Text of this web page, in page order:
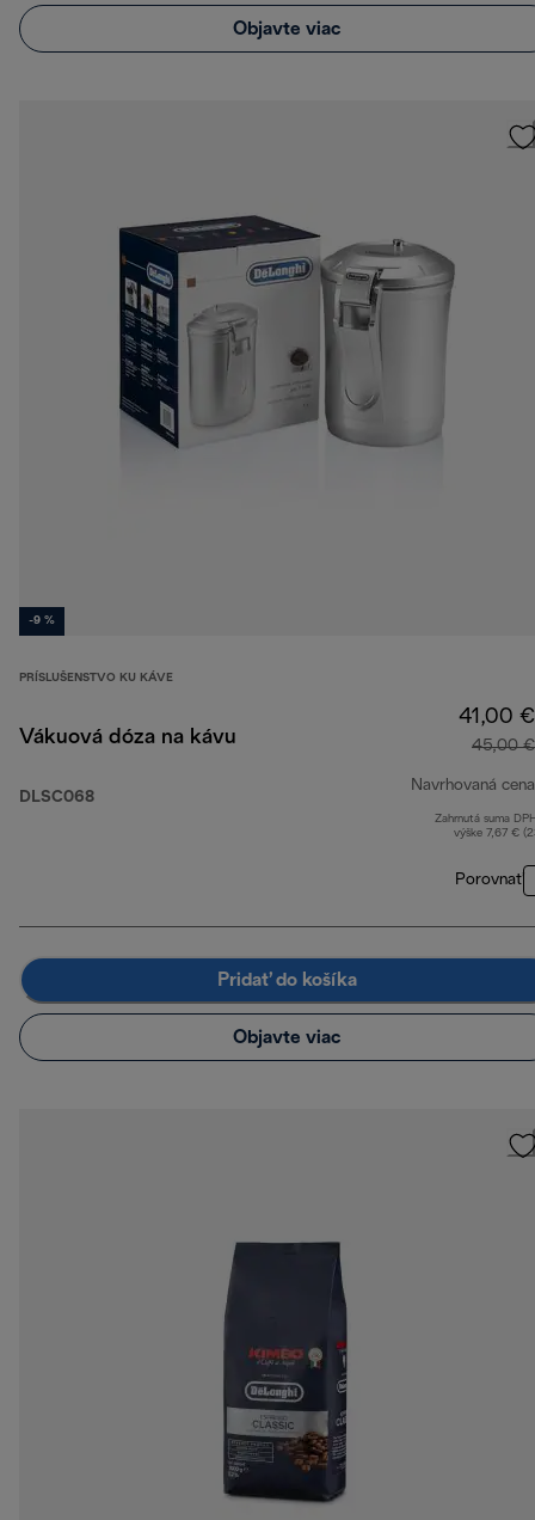
Objavte viac
-9 %
PRÍSLUŠENSTVO KU KÁVE
Vákuová dóza na kávu
DLSC068
41,00 €
45,00 €
Navrhovaná cena
Zahrnutá suma
výške 7,67 €
Porovnať
Pridať do košíka
Objavte viac